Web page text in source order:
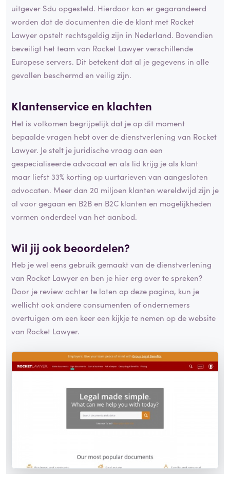
uitgever Sdu opgesteld. Hierdoor kan er gegarandeerd
worden dat de documenten die de klant met Rocket
Lawyer opstelt rechtsgeldig zijn in Nederland. Bovendien
beveiligt het team van Rocket Lawyer verschillende
Europese servers. Dit betekent dat al je gegevens in alle
gevallen beschermd en veilig zijn.
Klantenservice en klachten
Het is volkomen begrijpelijk dat je op dit moment
bepaalde vragen hebt over de dienstverlening van Rocket
Lawyer. Je stelt je juridische vraag aan een
gespecialiseerde advocaat en als lid krijg je als klant
maar liefst 33% korting op uurtarieven van aangesloten
advocaten. Meer dan 20 miljoen klanten wereldwijd zijn je
al voor gegaan en B2B en B2C klanten en mogelijkheden
vormen onderdeel van het aanbod.
Wil jij ook beoordelen?
Heb je wel eens gebruik gemaakt van de dienstverlening
van Rocket Lawyer en ben je hier erg over te spreken?
Door je review achter te laten op deze pagina, kun je
wellicht ook andere consumenten of ondernemers
overtuigen om een keer een kijkje te nemen op de website
van Rocket Lawyer.